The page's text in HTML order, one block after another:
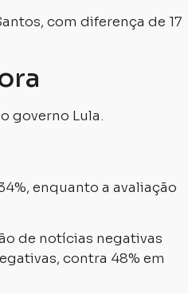
com diferença de 17
governo Lula.
enquanto a avaliação
de notícias negativas
contra 48% em